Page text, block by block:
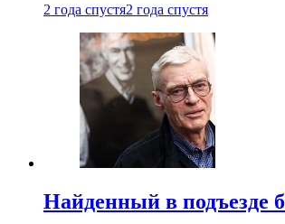
2 года спустя2 года спустя
Найденный в подъезде